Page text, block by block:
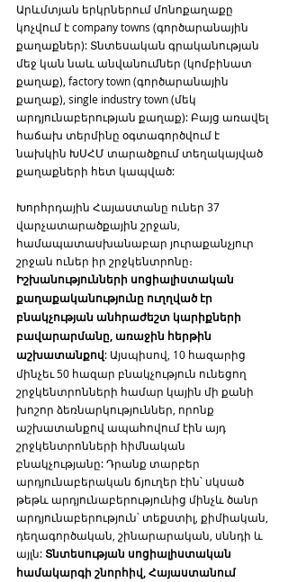
Արևմտյան երկրներում մոնոքաղաքը
կոչվում է company towns (գործարանային
քաղաքներ): Տնտեսական գրականության
մեջ կան նաև անվանումներ (կոմբինատ
քաղաք), factory town (գործարանային
քաղաք), single industry town (մեկ
արդյունաբերության քաղաք): Բայց առավել
հաճախ տերմինը օգտագործվում է
նախկին ԽՍՀՄ տարածքում տեղակայված
քաղաքների հետ կապված:
Խորհրդային Հայաստանը ուներ 37
վարչատարածքային շրջան,
համապատասխանաբար յուրաքանչյուր
շրջան ուներ իր շրջկենտրոնը։
Իշխանությունների սոցիալիստական
քաղաքականությունը ուղղված էր
բնակչության անհրաժեշտ կարիքների
բավարարմանը, առաջին հերթին
աշխատանքով: Այսպիսով, 10 հազարից
մինչեւ 50 հազար բնակչություն ունեցող
շրջկենտրոնների համար կային մի քանի
խոշոր ձեռնարկություններ, որոնք
աշխատանքով ապահովում էին այդ
շրջկենտրոնների հիմնական
բնակչությանը: Դրանք տարբեր
արդյունաբերական ճյուղեր էին՝ սկսած
թեթև արդյունաբերությունից մինչև ծանր
արդյունաբերություն՝ տեքստիլ, քիմիական,
դեղագործական, շինարարական, սննդի և
այլն: Տնտեսության սոցիալիստական
համակարգի շնորհիվ, Հայաստանում